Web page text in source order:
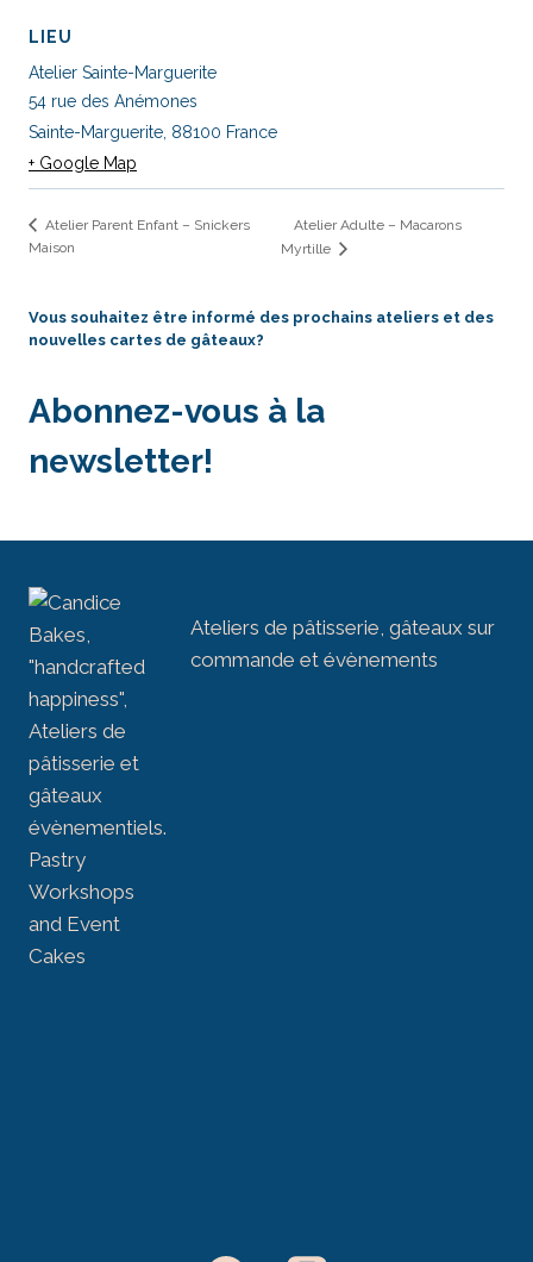
LIEU
Atelier Sainte-Marguerite
54 rue des Anémones
Sainte-Marguerite, 88100 France
+ Google Map
Atelier Parent Enfant – Snickers
Maison
Atelier Adulte – Macarons
Myrtille
Vous souhaitez être informé des prochains ateliers et des
nouvelles cartes de gâteaux?
Abonnez-vous à la
newsletter!
Ateliers de pâtisserie, gâteaux sur
commande et évènements